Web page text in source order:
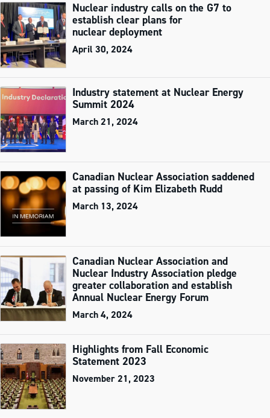
Nuclear industry calls on the G7 to
establish clear plans for
nuclear deployment
April 30, 2024
Industry statement at Nuclear Energy
Summit 2024
March 21, 2024
Canadian Nuclear Association saddened
at passing of Kim Elizabeth Rudd
March 13, 2024
Canadian Nuclear Association and
Nuclear Industry Association pledge
greater collaboration and establish
Annual Nuclear Energy Forum
March 4, 2024
Highlights from Fall Economic
Statement 2023
November 21, 2023